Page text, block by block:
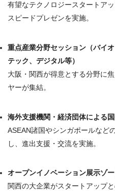
有望なテクノロジースタートア
スピードプレゼンを実施。
重点産業分野セッション（バイ
テック、デジタル等）
大阪・関西が得意とする分野に
ヤーが集結。
海外支援機関・経済団体による
ASEAN諸国やシンガポールなど
し、進出支援・交流を実施。
オープンイノベーション展示ゾ
関西の大企業がスタートアップ